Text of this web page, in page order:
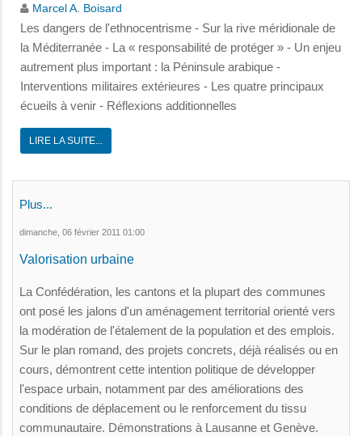
Marcel A. Boisard
Les dangers de l'ethnocentrisme - Sur la rive méridionale de
la Méditerranée - La « responsabilité de protéger » - Un enjeu
autrement plus important : la Péninsule arabique -
Interventions militaires extérieures - Les quatre principaux
écueils à venir - Réflexions additionnelles
LIRE LA SUITE...
Plus...
dimanche, 06 février 2011 01:00
Valorisation urbaine
La Confédération, les cantons et la plupart des communes
ont posé les jalons d'un aménagement territorial orienté vers
la modération de l'étalement de la population et des emplois.
Sur le plan romand, des projets concrets, déjà réalisés ou en
cours, démontrent cette intention politique de développer
l'espace urbain, notamment par des améliorations des
conditions de déplacement ou le renforcement du tissu
communautaire. Démonstrations à Lausanne et Genève.